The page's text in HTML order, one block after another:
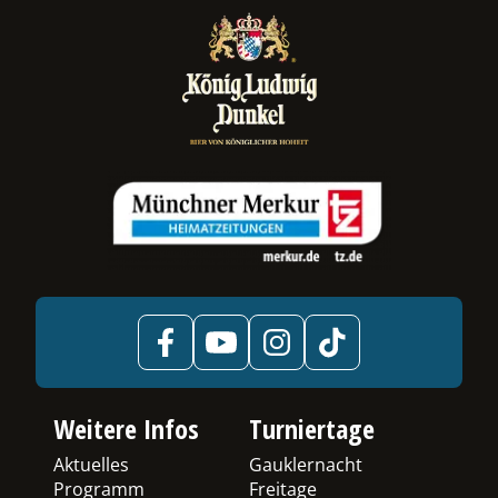
Weitere Infos
Aktuelles
Programm
Turniertage
Gauklernacht
Freitage